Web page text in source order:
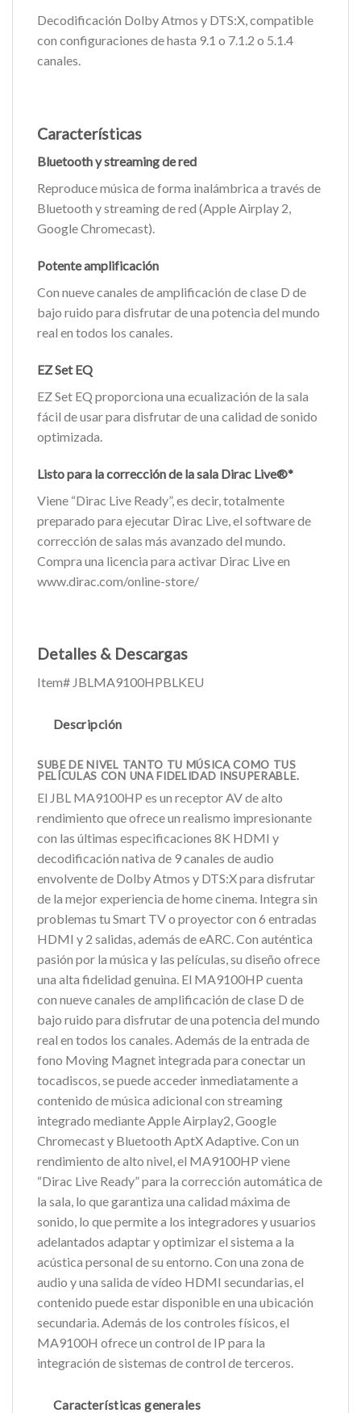
Decodificación Dolby Atmos y DTS:X, compatible
con configuraciones de hasta 9.1 o 7.1.2 o 5.1.4
canales.
Características
Bluetooth y streaming de red
Reproduce música de forma inalámbrica a través de
Bluetooth y streaming de red (Apple Airplay 2,
Google Chromecast).
Potente amplificación
Con nueve canales de amplificación de clase D de
bajo ruido para disfrutar de una potencia del mundo
real en todos los canales.
EZ Set EQ
EZ Set EQ proporciona una ecualización de la sala
fácil de usar para disfrutar de una calidad de sonido
optimizada.
Listo para la corrección de la sala Dirac Live®*
Viene “Dirac Live Ready”, es decir, totalmente
preparado para ejecutar Dirac Live, el software de
corrección de salas más avanzado del mundo.
Compra una licencia para activar Dirac Live en
www.dirac.com/online-store/
Detalles & Descargas
Item# JBLMA9100HPBLKEU
Descripción
SUBE DE NIVEL TANTO TU MÚSICA COMO TUS
PELÍCULAS CON UNA FIDELIDAD INSUPERABLE.
El JBL MA9100HP es un receptor AV de alto
rendimiento que ofrece un realismo impresionante
con las últimas especificaciones 8K HDMI y
decodificación nativa de 9 canales de audio
envolvente de Dolby Atmos y DTS:X para disfrutar
de la mejor experiencia de home cinema. Integra sin
problemas tu Smart TV o proyector con 6 entradas
HDMI y 2 salidas, además de eARC. Con auténtica
pasión por la música y las películas, su diseño ofrece
una alta fidelidad genuina. El MA9100HP cuenta
con nueve canales de amplificación de clase D de
bajo ruido para disfrutar de una potencia del mundo
real en todos los canales. Además de la entrada de
fono Moving Magnet integrada para conectar un
tocadiscos, se puede acceder inmediatamente a
contenido de música adicional con streaming
integrado mediante Apple Airplay2, Google
Chromecast y Bluetooth AptX Adaptive. Con un
rendimiento de alto nivel, el MA9100HP viene
“Dirac Live Ready” para la corrección automática de
la sala, lo que garantiza una calidad máxima de
sonido, lo que permite a los integradores y usuarios
adelantados adaptar y optimizar el sistema a la
acústica personal de su entorno. Con una zona de
audio y una salida de vídeo HDMI secundarias, el
contenido puede estar disponible en una ubicación
secundaria. Además de los controles físicos, el
MA9100H ofrece un control de IP para la
integración de sistemas de control de terceros.
Características generales